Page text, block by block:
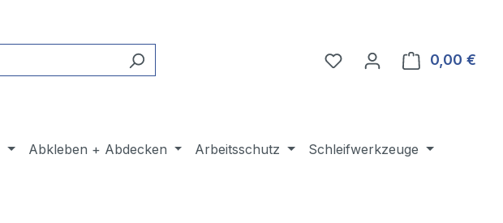
Du hast 0 Produkte auf
0,00 €
Abkleben + Abdecken Arbeitsschutz
Schleifwerkzeuge